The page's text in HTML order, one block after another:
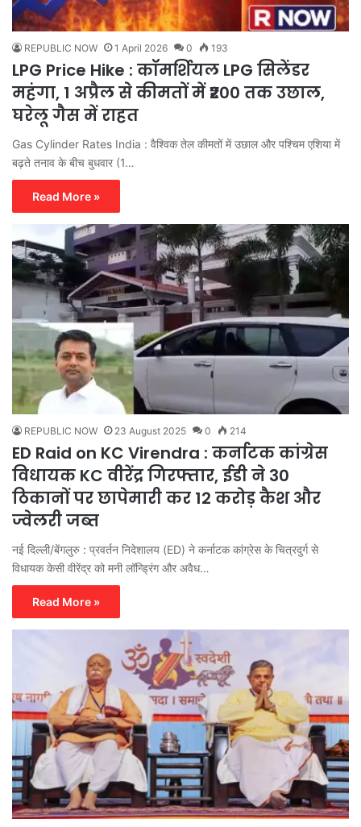
REPUBLIC NOW 1 April 2026 0 193
LPG Price Hike : कॉमर्शियल LPG सिलेंडर
महंगा, 1 अप्रैल से कीमतों में ₹200 तक उछाल,
घरेलू गैस में राहत
Gas Cylinder Rates India : वैश्विक तेल कीमतों में उछाल और पश्चिम एशिया में
बढ़ते तनाव के बीच बुधवार (1…
Read More »
REPUBLIC NOW 23 August 2025 0 214
ED Raid on KC Virendra : कर्नाटक कांग्रेस
विधायक KC वीरेंद्र गिरफ्तार, ईडी ने 30
ठिकानों पर छापेमारी कर 12 करोड़ कैश और
ज्वेलरी जब्त
नई दिल्ली/बेंगलुरु : प्रवर्तन निदेशालय (ED) ने कर्नाटक कांग्रेस के चित्रदुर्ग से
विधायक केसी वीरेंद्र को मनी लॉन्ड्रिंग और अवैध…
Read More »